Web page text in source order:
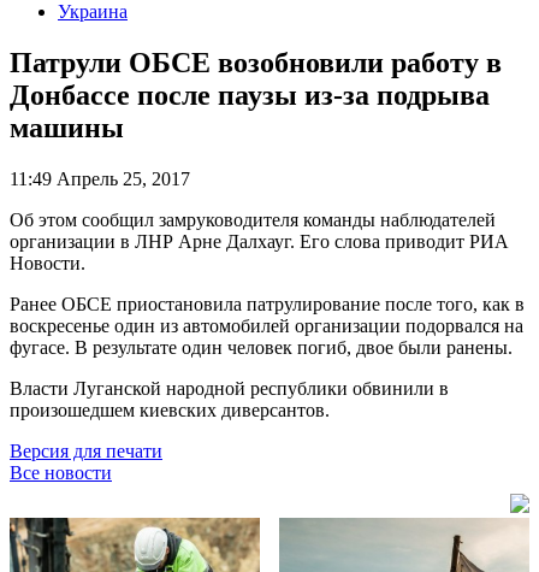
Украина
Патрули ОБСЕ возобновили работу в
Донбассе после паузы из-за подрыва
машины
11:49 Апрель 25, 2017
Об этом сообщил замруководителя команды наблюдателей
организации в ЛНР Арне Далхауг. Его слова приводит РИА
Новости.
Ранее ОБСЕ приостановила патрулирование после того, как в
воскресенье один из автомобилей организации подорвался на
фугасе. В результате один человек погиб, двое были ранены.
Власти Луганской народной республики обвинили в
произошедшем киевских диверсантов.
Версия для печати
Все новости